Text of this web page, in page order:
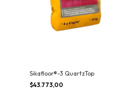
Sikafloor®-3 QuartzTop
$43.773,00